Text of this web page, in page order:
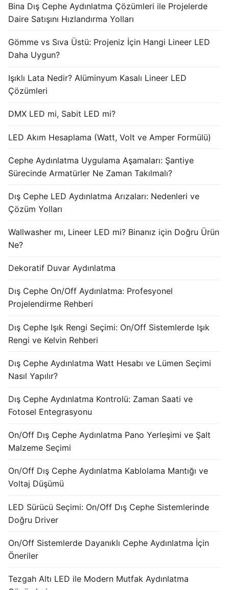
Işık Kontrol Sistemleri
İç Mekan LED Driver
DMX BİLGİ
DMX Nedir? Ürün Çeşitleri Nelerdir?
Cephe Animasyon LEDLine Serisi
Cephe Animasyon WallWasher Serisi
KATALOG
HAKKIMIZDA
SSS
English
Arabic
Bina Dış Cephe Aydınlatma Çözümleri ile Projelerde
Daire Satışını Hızlandırma Yolları
Gömme vs Sıva Üstü: Projeniz İçin Hangi Lineer LED
Daha Uygun?
Işıklı Lata Nedir? Alüminyum Kasalı Lineer LED
Çözümleri
DMX LED mi, Sabit LED mi?
LED Akım Hesaplama (Watt, Volt ve Amper Formülü)
Cephe Aydınlatma Uygulama Aşamaları: Şantiye
Sürecinde Armatürler Ne Zaman Takılmalı?
Dış Cephe LED Aydınlatma Arızaları: Nedenleri ve
Çözüm Yolları
Wallwasher mı, Lineer LED mi? Binanız için Doğru Ürün
Ne?
Dekoratif Duvar Aydınlatma
Dış Cephe On/Off Aydınlatma: Profesyonel
Projelendirme Rehberi
Dış Cephe Işık Rengi Seçimi: On/Off Sistemlerde Işık
Rengi ve Kelvin Rehberi
Dış Cephe Aydınlatma Watt Hesabı ve Lümen Seçimi
Nasıl Yapılır?
Dış Cephe Aydınlatma Kontrolü: Zaman Saati ve
Fotosel Entegrasyonu
On/Off Dış Cephe Aydınlatma Pano Yerleşimi ve Şalt
Malzeme Seçimi
On/Off Dış Cephe Aydınlatma Kablolama Mantığı ve
Voltaj Düşümü
LED Sürücü Seçimi: On/Off Dış Cephe Sistemlerinde
Doğru Driver
On/Off Sistemlerde Dayanıklı Cephe Aydınlatma İçin
Öneriler
Tezgah Altı LED ile Modern Mutfak Aydınlatma